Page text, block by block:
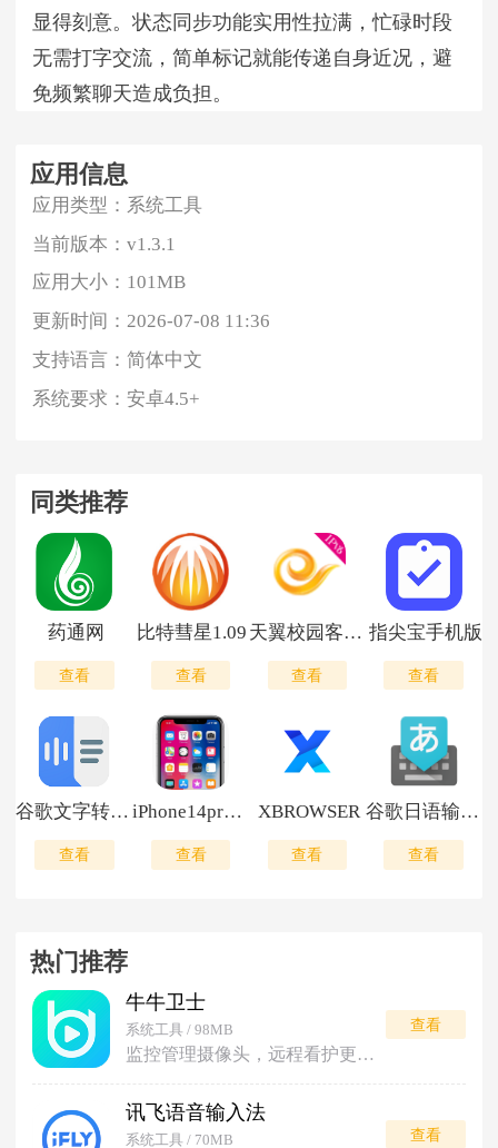
显得刻意。状态同步功能实用性拉满，忙碌时段
无需打字交流，简单标记就能传递自身近况，避
免频繁聊天造成负担。
应用信息
应用类型： 系统工具
当前版本：v1.3.1
应用大小： 101MB
更新时间：2026-07-08 11:36
支持语言：简体中文
系统要求：安卓4.5+
同类推荐
药通网
查看
比特彗星1.09
查看
天翼校园客户端
查看
指尖宝手机版
查看
谷歌文字转语音引擎
查看
iPhone14pro模拟器
查看
XBROWSER
查看
谷歌日语输入法
查看
热门推荐
牛牛卫士
系统工具 / 98MB
监控管理摄像头，远程看护更安心。
查看
讯飞语音输入法
系统工具 / 70MB 查看